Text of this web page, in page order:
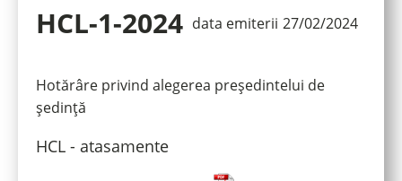
HCL-1-2024 data emiterii 27/02/2024
Hotărâre privind alegerea președintelui de
ședință
HCL - atasamente